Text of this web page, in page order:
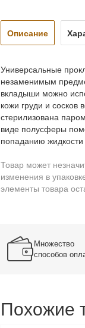
Описание
Универсальные
незаменимым
вкладыши можно
кожи груди и сосков
стерилизована
виде полусферы
попаданию
Товар может
изменения в
элементы товара
Множество
способов
Похожие